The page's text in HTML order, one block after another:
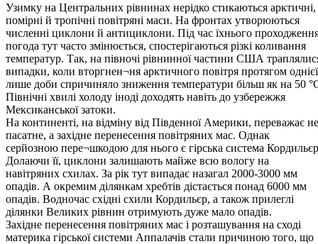
Узимку на Центральних рівнинах нерідко стикаються арктичні,
помірні й тропічні повітряні маси. На фронтах утворюються
численні циклони й антициклони. Під час їхнього
погода тут часто змінюється, спостерігаються різкі коливання
температур. Так, на півночі рівнинної частини США
випадки, коли вторгнен¬ня арктичного повітря протягом однієї
лише доби спричиняло зниження температури більш як на 50
Північні хвилі холоду іноді доходять навіть до узбережжя
Мексиканської затоки.
На континенті, на відміну від Південної Америки, переважає не
пасатне, а західне перенесення повітряних мас. Однак
серйозною пере¬шкодою для нього є гірська система
Долаючи її, циклони залишають майже всю вологу на
навітряних схилах. За рік тут випадає назагал 2000-3000 мм
опадів. А окремим ділянкам хребтів дістається понад 6000 мм
опадів. Водночас східні схили Кордильєр, а також прилеглі
ділянки Великих рівнин отримують дуже мало опадів.
Західне перенесення повітряних мас і розташування на сході
материка гірської системи Аппалачів стали причиною того, що